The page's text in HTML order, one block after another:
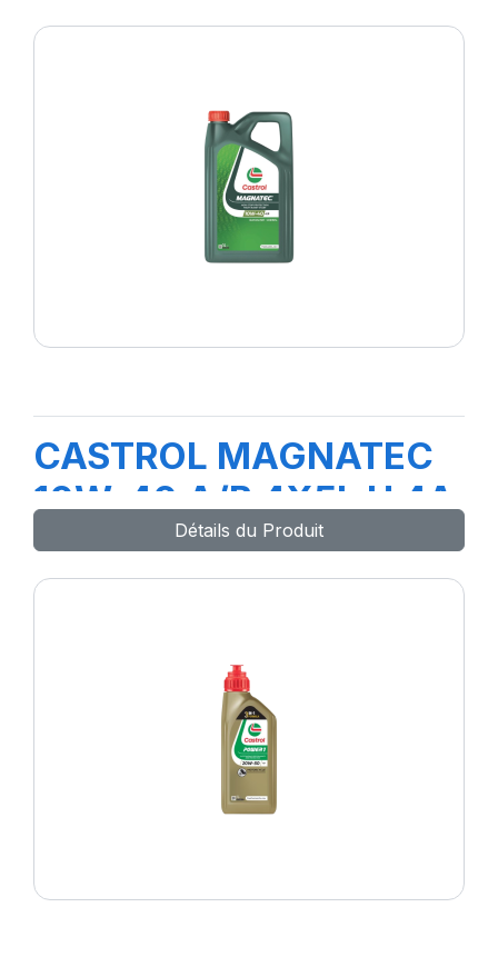
CASTROL MAGNATEC
10W-40 A/B 4X5L H 4A
Détails du Produit